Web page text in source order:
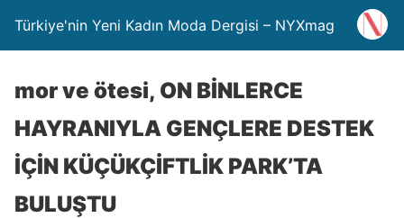
Türkiye'nin Yeni Kadın Moda Dergisi – NYXmag
mor ve ötesi, ON BİNLERCE
HAYRANIYLA GENÇLERE DESTEK
İÇİN KÜÇÜKÇİFTLİK PARK’TA
BULUŞTU